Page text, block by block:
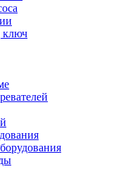
ключ